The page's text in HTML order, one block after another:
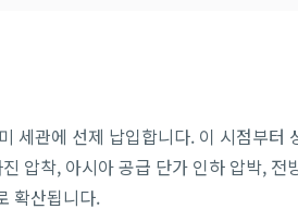
세관에 선제 납입합니다. 이 시점부터
압착, 아시아 공급 단가 인하 압박, 전
확산됩니다.